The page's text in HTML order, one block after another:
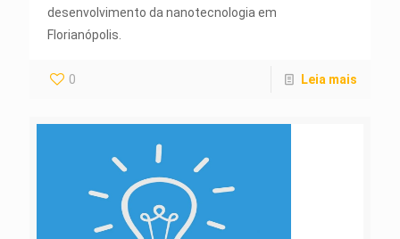
desenvolvimento da nanotecnologia em
Florianópolis.
0 Leia mais